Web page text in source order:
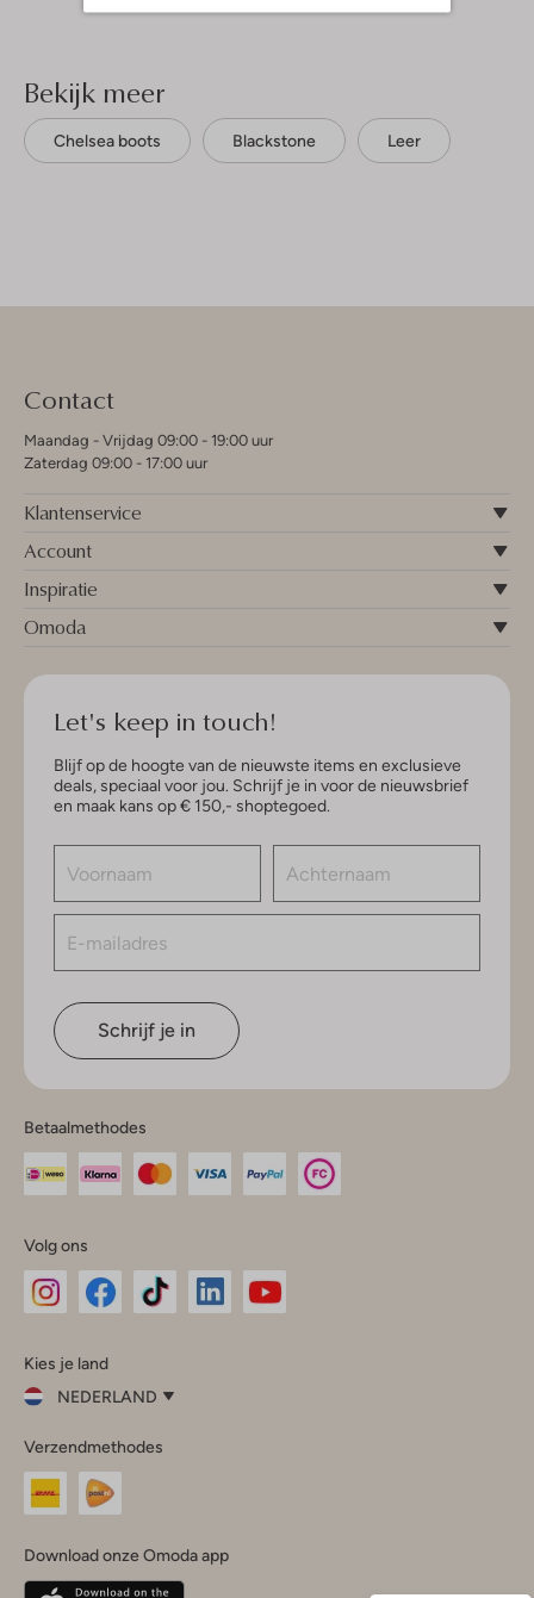
Bekijk meer
Chelsea boots Blackstone Leer
Contact
Maandag - Vrijdag 09:00 - 19:00 uur
Zaterdag 09:00 - 17:00 uur
Klantenservice
Account
Inspiratie
Omoda
Let's keep in touch!
Blijf op de hoogte van de nieuwste items en exclusieve
deals, speciaal voor jou. Schrijf je in voor de nieuwsbrief
en maak kans op € 150,- shoptegoed.
Schrijf je in
Betaalmethodes
Volg ons
InstagramFacebook
Kies je land
NEDERLAND
je
land
Nederland
Belgique(Français)
Verzendmethodes
Download onze Omoda app